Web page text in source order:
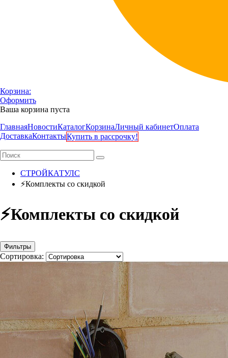
Корзина:
Оформить
Ваша корзина пуста
ГлавнаяНовостиКаталогКорзинаЛичный кабинетОплата
ДоставкаКонтактыКупить в рассрочку!
СТРОЙКАТУЛС
⚡️Комплекты со скидкой
⚡️Комплекты со скидкой
Фильтры
Сортировка: